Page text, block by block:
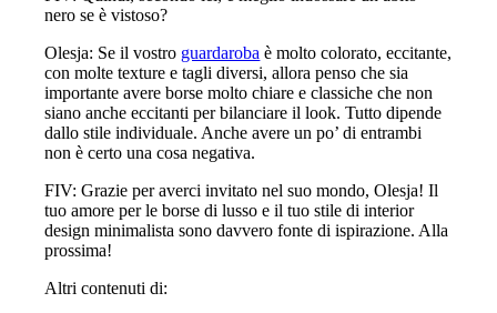
nero se è vistoso?
Olesja: Se il vostro guardaroba è molto colorato, eccitante,
con molte texture e tagli diversi, allora penso che sia
importante avere borse molto chiare e classiche che non
siano anche eccitanti per bilanciare il look. Tutto dipende
dallo stile individuale. Anche avere un po’ di entrambi
non è certo una cosa negativa.
FIV: Grazie per averci invitato nel suo mondo, Olesja! Il
tuo amore per le borse di lusso e il tuo stile di interior
design minimalista sono davvero fonte di ispirazione. Alla
prossima!
Altri contenuti di: